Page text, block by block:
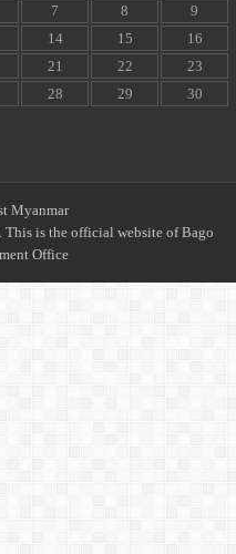
7 8
9
14 15
16
21 22
23
28 29
30
Myanmar
is the official website of Bago
Office